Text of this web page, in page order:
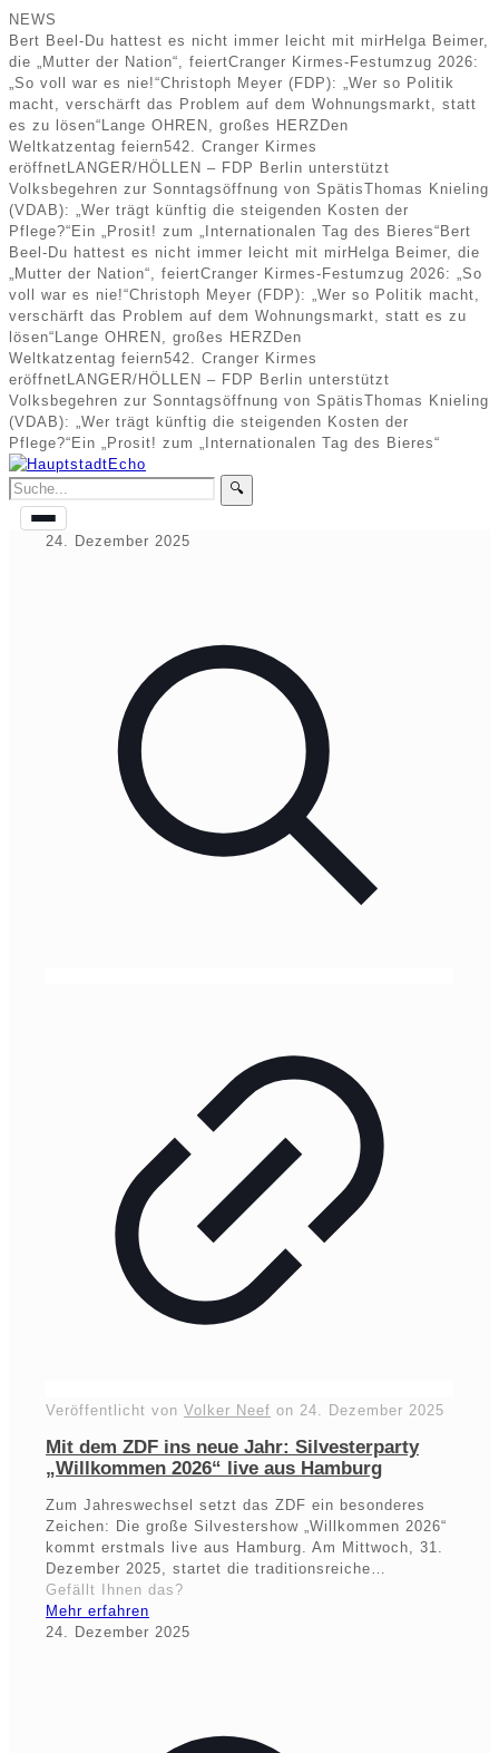
NEWS
Bert Beel-Du hattest es nicht immer leicht mit mir Helga Beimer,
die „Mutter der Nation“, feiertCranger Kirmes-Festumzug 2026:
„So voll war es nie!“Christoph Meyer (FDP): „Wer so Politik
macht, verschärft das Problem auf dem Wohnungsmarkt, statt
es zu lösen“ Lange OHREN, großes HERZ Den
Weltkatzentag feiern542. Cranger Kirmes
eröffnet LANGER/HÖLLEN – FDP Berlin unterstützt
Volksbegehren zur Sonntagsöffnung von SpätisThomas Knieling
(VDAB): „Wer trägt künftig die steigenden Kosten der
Pflege?“ Ein „Prosit! zum „Internationalen Tag des Bieres“ Bert
Beel-Du hattest es nicht immer leicht mit mir Helga Beimer, die
„Mutter der Nation“, feiertCranger Kirmes-Festumzug 2026: „So
voll war es nie!“Christoph Meyer (FDP): „Wer so Politik macht,
verschärft das Problem auf dem Wohnungsmarkt, statt es zu
lösen“ Lange OHREN, großes HERZ Den
Weltkatzentag feiern542. Cranger Kirmes
eröffnet LANGER/HÖLLEN – FDP Berlin unterstützt
Volksbegehren zur Sonntagsöffnung von SpätisThomas Knieling
(VDAB): „Wer trägt künftig die steigenden Kosten der
Pflege?“ Ein „Prosit! zum „Internationalen Tag des Bieres“
🔍
24. Dezember 2025
Veröffentlicht von Volker Neef on 24. Dezember 2025
Mit dem ZDF ins neue Jahr: Silvesterparty
„Willkommen 2026“ live aus Hamburg
Zum Jahreswechsel setzt das ZDF ein besonderes
Zeichen: Die große Silvestershow „Willkommen 2026“
kommt erstmals live aus Hamburg. Am Mittwoch, 31.
Dezember 2025, startet die traditionsreiche…
Gefällt Ihnen das?
Mehr erfahren
24. Dezember 2025